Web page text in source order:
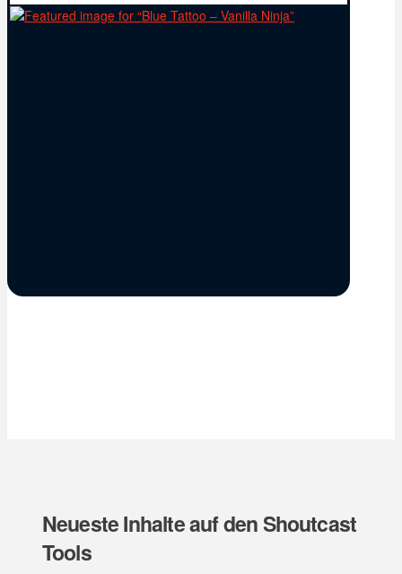
Neueste Inhalte auf den Shoutcast
Tools